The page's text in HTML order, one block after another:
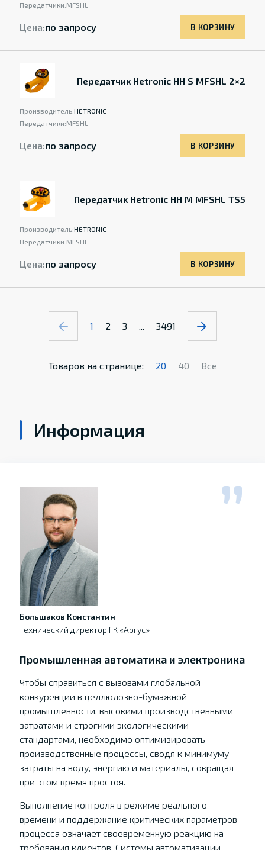
Передатчики:MFSHL
Цена:по запросу В КОРЗИНУ
Передатчик Hetronic HH S MFSHL 2×2
Производитель:HETRONIC
Передатчики:MFSHL
Цена:по запросу В КОРЗИНУ
Передатчик Hetronic HH M MFSHL TS5
Производитель:HETRONIC
Передатчики:MFSHL
Цена:по запросу В КОРЗИНУ
1 2 3 ... 3491
Товаров на странице: 20 40 Все
Информация
Большаков Константин
Технический директор ГК «Аргус»
Промышленная автоматика и электроника
Чтобы справиться с вызовами глобальной
конкуренции в целлюлозно-бумажной
промышленности, высокими производственными
затратами и строгими экологическими
стандартами, необходимо оптимизировать
производственные процессы, сводя к минимуму
затраты на воду, энергию и материалы, сокращая
при этом время простоя.
Выполнение контроля в режиме реального
времени и поддержание критических параметров
процесса означает своевременную реакцию на
требования клиентов. Системы автоматизации